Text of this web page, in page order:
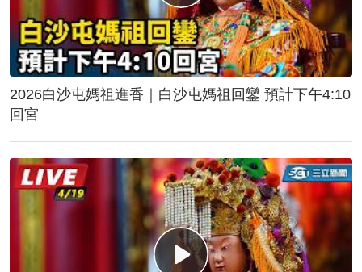
2026白沙屯媽祖進香｜白沙屯媽祖回鑾 預計下午4:10
回宮